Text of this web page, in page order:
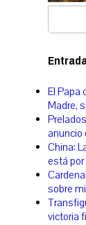
El Papa
Madre,
anuncio
China:
está
sobre
victoria